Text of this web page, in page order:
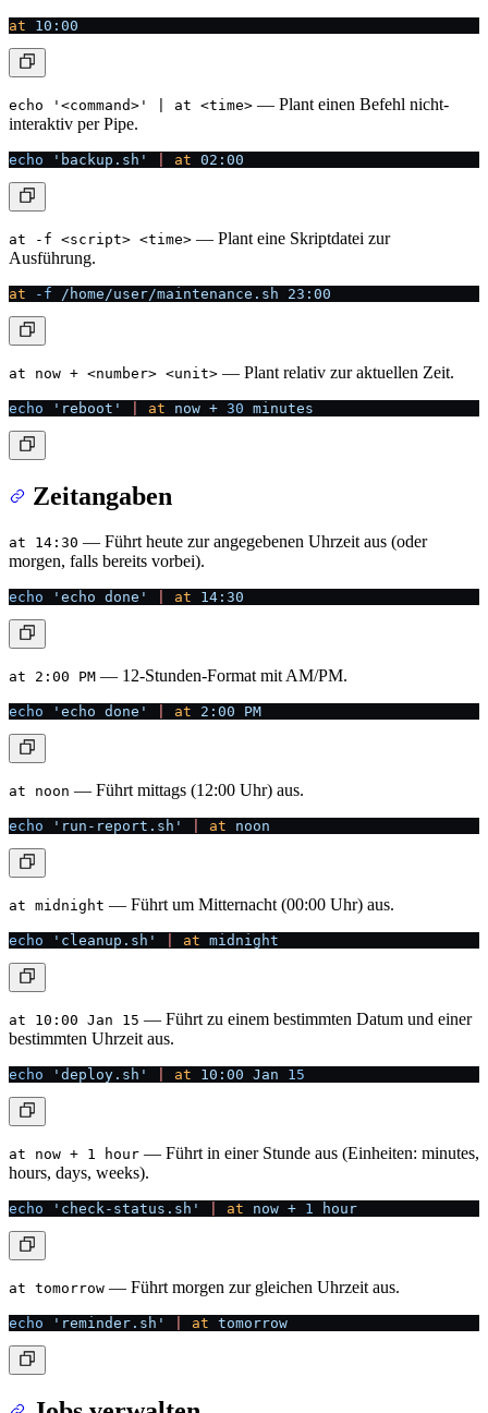
at 10:00
echo '<command>' | at <time> — Plant einen Befehl nicht-
interaktiv per Pipe.
echo 'backup.sh' at 02:00
at -f <script> <time> — Plant eine Skriptdatei zur
Ausführung.
at -f /home/user/maintenance.sh 23:00
at now + <number> <unit> — Plant relativ zur aktuellen Zeit.
echo 'reboot' at now + 30 minutes
Zeitangaben
at 14:30 — Führt heute zur angegebenen Uhrzeit aus (oder
morgen, falls bereits vorbei).
echo 'echo done' at 14:30
at 2:00 PM — 12-Stunden-Format mit AM/PM.
echo 'echo done' at 2:00 PM
at noon — Führt mittags (12:00 Uhr) aus.
echo 'run-report.sh' at noon
at midnight — Führt um Mitternacht (00:00 Uhr) aus.
echo 'cleanup.sh' at midnight
at 10:00 Jan 15 — Führt zu einem bestimmten Datum und einer
bestimmten Uhrzeit aus.
echo 'deploy.sh' at 10:00 Jan 15
at now + 1 hour — Führt in einer Stunde aus (Einheiten: minutes,
hours, days, weeks).
echo 'check-status.sh' at now + 1 hour
at tomorrow — Führt morgen zur gleichen Uhrzeit aus.
echo 'reminder.sh' at tomorrow